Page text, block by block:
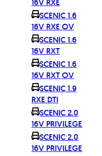
16V RXE
SCENIC 1.6
16V RXE OV
SCENIC 1.6
16V RXT
SCENIC 1.6
16V RXT OV
SCENIC 1.9
RXE DTI
SCENIC 2.0
16V PRIVILEGE
SCENIC 2.0
16V PRIVILEGE